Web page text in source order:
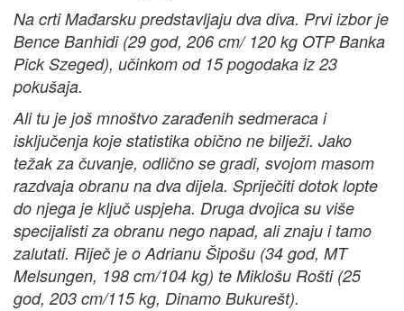
Na crti Mađarsku predstavljaju dva diva. Prvi izbor je
Bence Banhidi (29 god, 206 cm/ 120 kg OTP Banka
Pick Szeged), učinkom od 15 pogodaka iz 23
pokušaja.
Ali tu je još mnoštvo zarađenih sedmeraca i
isključenja koje statistika obično ne bilježi. Jako
težak za čuvanje, odlično se gradi, svojom masom
razdvaja obranu na dva dijela. Spriječiti dotok lopte
do njega je ključ uspjeha. Druga dvojica su više
specijalisti za obranu nego napad, ali znaju i tamo
zalutati. Riječ je o Adrianu Šipošu (34 god, MT
Melsungen, 198 cm/104 kg) te Miklošu Rošti (25
god, 203 cm/115 kg, Dinamo Bukurešt).